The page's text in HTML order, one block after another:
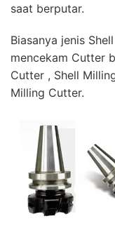
saat berputar.
Biasanya jenis
mencekam Cutter
Cutter , Shell
Milling Cutter.